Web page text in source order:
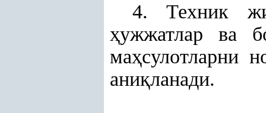
4. Техник
ҳужжатлар ва
маҳсулотларни
аниқланади.